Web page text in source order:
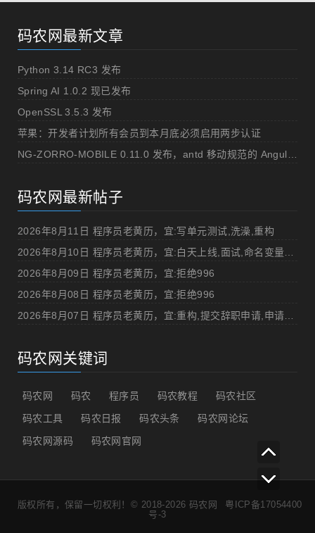
码农网最新文章
Python 3.14 RC3 发布
Spring AI 1.0.2 现已发布
OpenSSL 3.5.3 发布
苹果：开发者计划所有会员到本月底必须启用两步认证
码农网最新帖子
2026年8月11日 程序员老黄历，宜:写单元测试,洗澡,重构
2026年8月09日 程序员老黄历，宜:拒绝996
2026年8月08日 程序员老黄历，宜:拒绝996
码农网关键词
码农网 码农 程序员 码农教程
码农社区
码农工具
码农日报 码农头条
码农网论坛
码农网源码
码农网官网
版权所有，保留一切权利！© 2018-2026 码农网
粤ICP备17054400
号-3